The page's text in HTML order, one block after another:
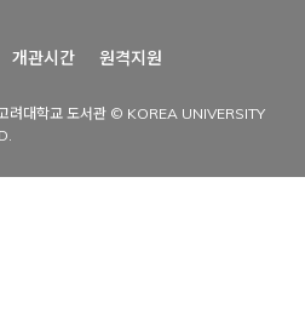
개관시간 원격지원
려대학교 도서관 © KOREA UNIVERSITY